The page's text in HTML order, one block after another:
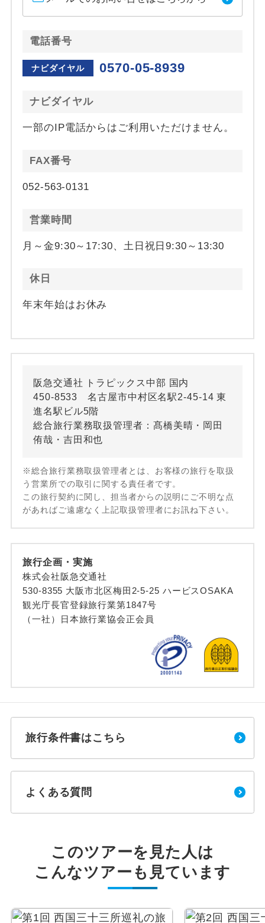
電話番号
ナビダイヤル 0570-05-8939
ナビダイヤル
一部のIP電話からはご利用いただけません。
FAX番号
052-563-0131
営業時間
月～金9:30～17:30、土日祝日9:30～13:30
休日
年末年始はお休み
阪急交通社 トラピックス中部 国内
450-8533 名古屋市中村区名駅2-45-14 東
進名駅ビル5階
総合旅行業務取扱管理者：髙橋美晴・岡田
侑哉・吉田和也
※総合旅行業務取扱管理者とは、お客様の旅行を取扱
う営業所での取引に関する責任者です。
この旅行契約に関し、担当者からの説明にご不明な点
があればご遠慮なく上記取扱管理者にお訊ね下さい。
旅行企画・実施
株式会社阪急交通社
530-8355 大阪市北区梅田2-5-25 ハービスOSAKA
観光庁長官登録旅行業第1847号
（一社）日本旅行業協会正会員
旅行条件書はこちら
よくある質問
このツアーを見た人は
こんなツアーも見ています